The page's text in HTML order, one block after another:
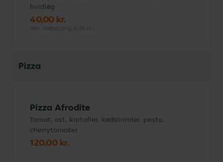
hvidløg
40,00 kr.
inkl. indbetaling (0,00 kr.)
Pizza
Pizza Afrodite
Tomat, ost, kartofler, kødstrimler, pesto,
cherrytomater
120,00 kr.